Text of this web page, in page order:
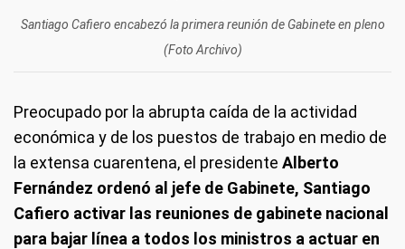
Santiago Cafiero encabezó la primera reunión de Gabinete en pleno
(Foto Archivo)
Preocupado por la abrupta caída de la actividad
económica y de los puestos de trabajo en medio de
la extensa cuarentena, el presidente Alberto
Fernández ordenó al jefe de Gabinete, Santiago
Cafiero activar las reuniones de gabinete nacional
para bajar línea a todos los ministros a actuar en